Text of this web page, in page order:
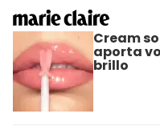
Cream
aporta
brillo